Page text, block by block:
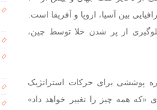
بین آسیا، اروپا و آفریقا است.
از پر شدن خلا توسط چین،
پوششی برای حرکات استراتژیک
«که همه چیز را تغییر خواهد داد»